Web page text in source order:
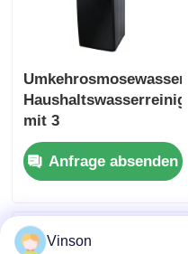
mit 3
Anfrage absenden
Vinson